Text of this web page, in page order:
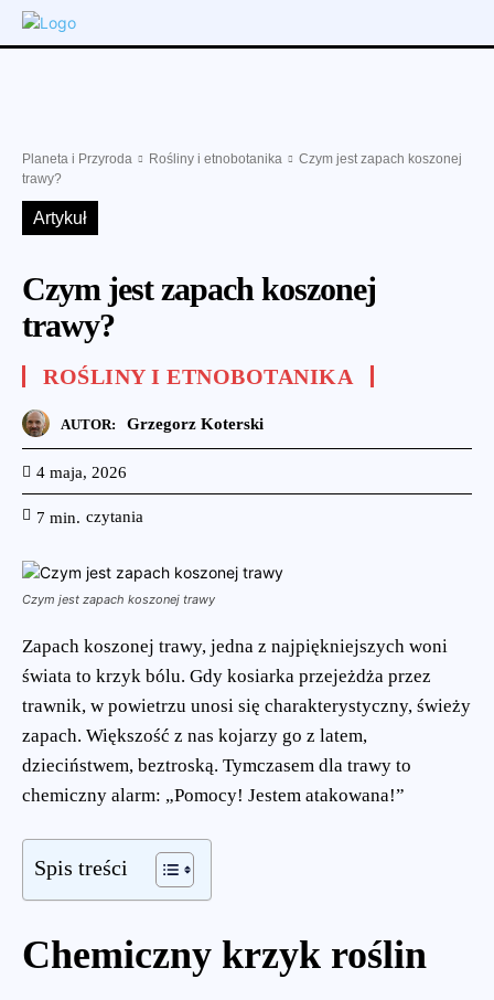
Planeta i Przyroda Rośliny i etnobotanika
Czym jest zapach koszonej
trawy?
Artykuł
Czym jest zapach koszonej
trawy?
ROŚLINY I ETNOBOTANIKA
AUTOR: Grzegorz Koterski
4 maja, 2026
7 min. czytania
Czym jest zapach koszonej trawy
Zapach koszonej trawy, jedna z najpiękniejszych woni
świata to krzyk bólu. Gdy kosiarka przejeżdża przez
trawnik, w powietrzu unosi się charakterystyczny, świeży
zapach. Większość z nas kojarzy go z latem,
dzieciństwem, beztroską. Tymczasem dla trawy to
chemiczny alarm: „Pomocy! Jestem atakowana!”
Spis treści
Chemiczny krzyk roślin